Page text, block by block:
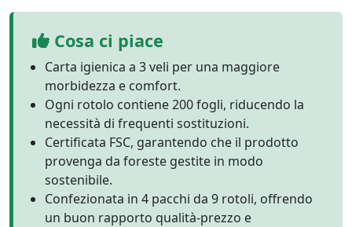
Cosa ci piace
Carta igienica a 3 veli per una maggiore
morbidezza e comfort.
Ogni rotolo contiene 200 fogli, riducendo la
necessità di frequenti sostituzioni.
Certificata FSC, garantendo che il prodotto
provenga da foreste gestite in modo
sostenibile.
Confezionata in 4 pacchi da 9 rotoli, offrendo
un buon rapporto qualità-prezzo e